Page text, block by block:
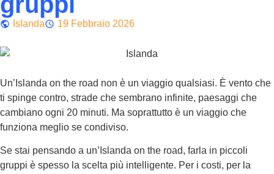
Islanda 19 Febbraio 2026
Un’Islanda on the road non è un viaggio qualsiasi. È vento che
ti spinge contro, strade che sembrano infinite, paesaggi che
cambiano ogni 20 minuti. Ma soprattutto è un viaggio che
funziona meglio se condiviso.
Se stai pensando a un’Islanda on the road, farla in piccoli
gruppi è spesso la scelta più intelligente. Per i costi, per la